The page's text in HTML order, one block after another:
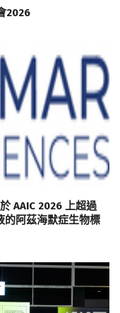
2026
AAIC 2026 上超過
的阿茲海默症生物標